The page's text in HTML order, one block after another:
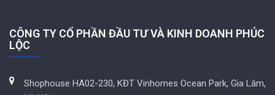
CÔNG TY CỔ PHẦN ĐẦU TƯ VÀ KINH DOANH PHÚC
LỘC
Shophouse HA02-230, KĐT Vinhomes Ocean Park, Gia Lâm,